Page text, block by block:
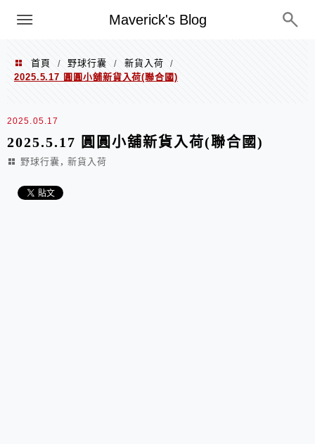
Maverick's Blog
Menu
首頁 / 野球行囊 / 新貨入荷
/
2025.5.17 圓圓小舖新貨入荷(聯合國)
2025.05.17
2025.5.17 圓圓小舖新貨入荷(聯合國)
野球行囊 , 新貨入荷